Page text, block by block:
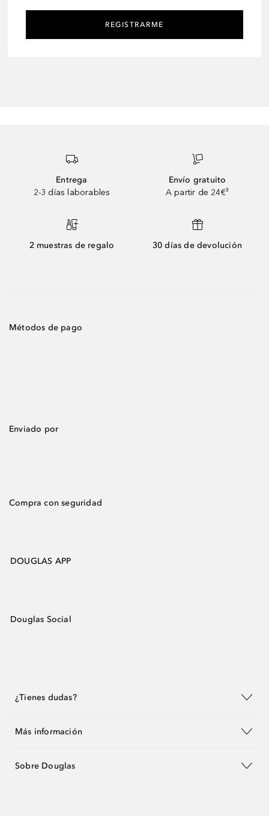
REGISTRARME
Entrega
2-3 días laborables
Envío gratuito
A partir de 24€³
2 muestras de regalo 30 días de devolución
Métodos de pago
Enviado por
Compra con seguridad
DOUGLAS APP
Douglas Social
¿Tienes dudas?
Más información
Sobre Douglas